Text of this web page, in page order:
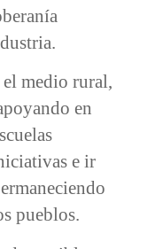
el medio rural,
en
e ir
pueblos.